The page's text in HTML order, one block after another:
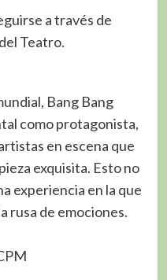
a través de
Teatro.
Bang Bang
como protagonista,
en escena que
exquisita. Esto no
experiencia en la que
rusa de emociones.